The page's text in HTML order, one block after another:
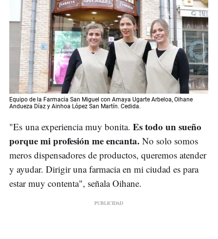
Equipo de la Farmacia San Miguel con Amaya Ugarte Arbeloa, Oihane
Andueza Díaz y Ainhoa López San Martín. Cedida.
"Es una experiencia muy bonita. Es todo un sueño
porque mi profesión me encanta. No solo somos
meros dispensadores de productos, queremos atender
y ayudar. Dirigir una farmacia en mi ciudad es para
estar muy contenta", señala Oihane.